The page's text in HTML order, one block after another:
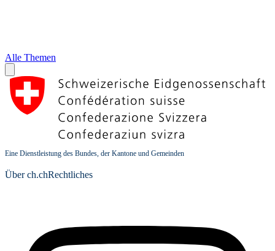
Alle Themen
Eine Dienstleistung des Bundes, der Kantone und Gemeinden
Über ch.chRechtliches